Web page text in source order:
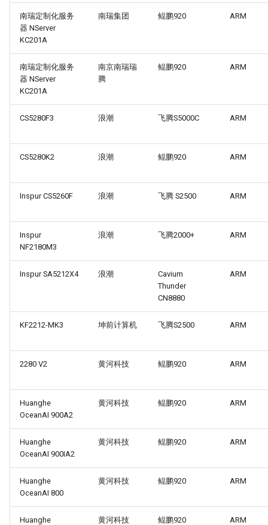
南瑞定制化服务
器 NServer
KC201A
南瑞集团 鲲鹏920 ARM
南瑞定制化服务
器 NServer
KC201A
南京南瑞瑞
腾
鲲鹏920 ARM
CS5280F3 浪潮 飞腾S5000C ARM
CS5280K2 浪潮 鲲鹏920 ARM
Inspur CS5260F 浪潮 飞腾 S2500 ARM
Inspur
NF2180M3
浪潮 飞腾2000+ ARM
Inspur SA5212X4 浪潮
Cavium
Thunder
CN8880
ARM
KF2212-MK3 坤前计算机 飞腾S2500 ARM
2280 V2 黄河科技 鲲鹏920 ARM
Huanghe
OceanAI 900A2
黄河科技 鲲鹏920 ARM
Huanghe
OceanAI 900IA2
黄河科技 鲲鹏920 ARM
Huanghe
OceanAI 800
黄河科技 鲲鹏920 ARM
Huanghe
黄河科技 鲲鹏920 ARM